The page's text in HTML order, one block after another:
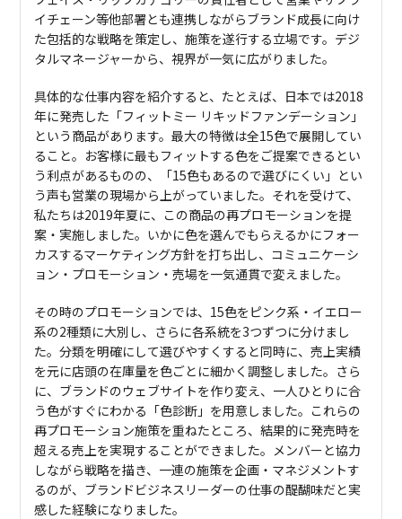
イチェーン等他部署とも連携しながらブランド成長に向け
た包括的な戦略を策定し、施策を遂行する立場です。デジ
タルマネージャーから、視界が一気に広がりました。
具体的な仕事内容を紹介すると、たとえば、日本では2018
年に発売した「フィットミー リキッドファンデーション」
という商品があります。最大の特徴は全15色で展開してい
ること。お客様に最もフィットする色をご提案できるとい
う利点があるものの、「15色もあるので選びにくい」とい
う声も営業の現場から上がっていました。それを受けて、
私たちは2019年夏に、この商品の再プロモーションを提
案・実施しました。いかに色を選んでもらえるかにフォー
カスするマーケティング方針を打ち出し、コミュニケーシ
ョン・プロモーション・売場を一気通貫で変えました。
その時のプロモーションでは、15色をピンク系・イエロー
系の2種類に大別し、さらに各系統を3つずつに分けまし
た。分類を明確にして選びやすくすると同時に、売上実績
を元に店頭の在庫量を色ごとに細かく調整しました。さら
に、ブランドのウェブサイトを作り変え、一人ひとりに合
う色がすぐにわかる「色診断」を用意しました。これらの
再プロモーション施策を重ねたところ、結果的に発売時を
超える売上を実現することができました。メンバーと協力
しながら戦略を描き、一連の施策を企画・マネジメントす
るのが、ブランドビジネスリーダーの仕事の醍醐味だと実
感した経験になりました。